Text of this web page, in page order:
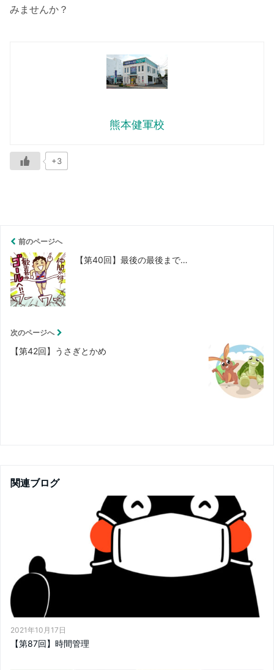
みませんか？
熊本健軍校
+3
前のページへ
【第40回】最後の最後まで…
次のページへ
【第42回】うさぎとかめ
関連ブログ
2021年10月17日
【第87回】時間管理